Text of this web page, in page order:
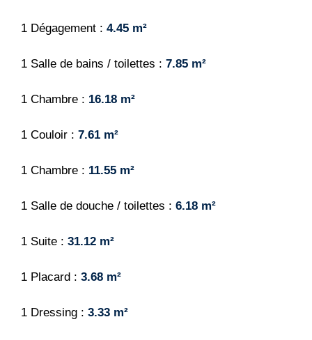
1 Dégagement 4.45 m²
1 Salle de bains / toilettes 7.85 m²
1 Chambre 16.18 m²
1 Couloir 7.61 m²
1 Chambre 11.55 m²
1 Salle de douche / toilettes 6.18 m²
1 Suite 31.12 m²
1 Placard 3.68 m²
1 Dressing 3.33 m²